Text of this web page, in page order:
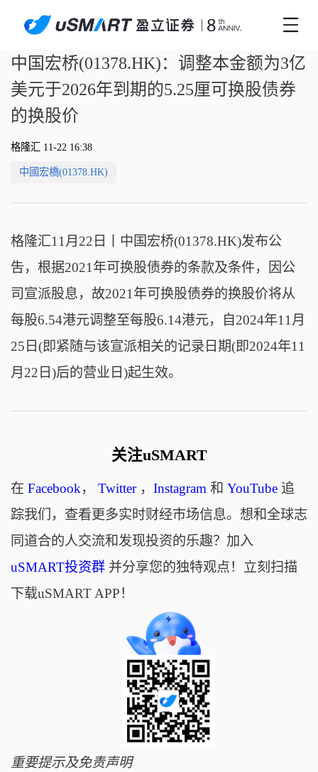
中国宏桥(01378.HK)：调整本金额为3亿
美元于2026年到期的5.25厘可换股债券
的换股价
格隆汇 11-22 16:38
中國宏橋(01378.HK)
格隆汇11月22日丨 中国宏桥(01378.HK)发布公
吿，根据2021年可换股债券的条款及条件，因公
司宣派股息，故2021年可换股债券的换股价将从
每股6.54港元调整至每股6.14港元，自2024年11月
25日(即紧随与该宣派相关的记录日期(即2024年11
月22日)后的营业日)起生效。
关注uSMART
在 Facebook， Twitter， Instagram和 YouTube追
踪我们，查看更多实时财经市场信息。想和全球志
同道合的人交流和发现投资的乐趣？加入
uSMART投资群并分享您的独特观点！立刻扫描
下载uSMART APP！
重要提示及免责声明